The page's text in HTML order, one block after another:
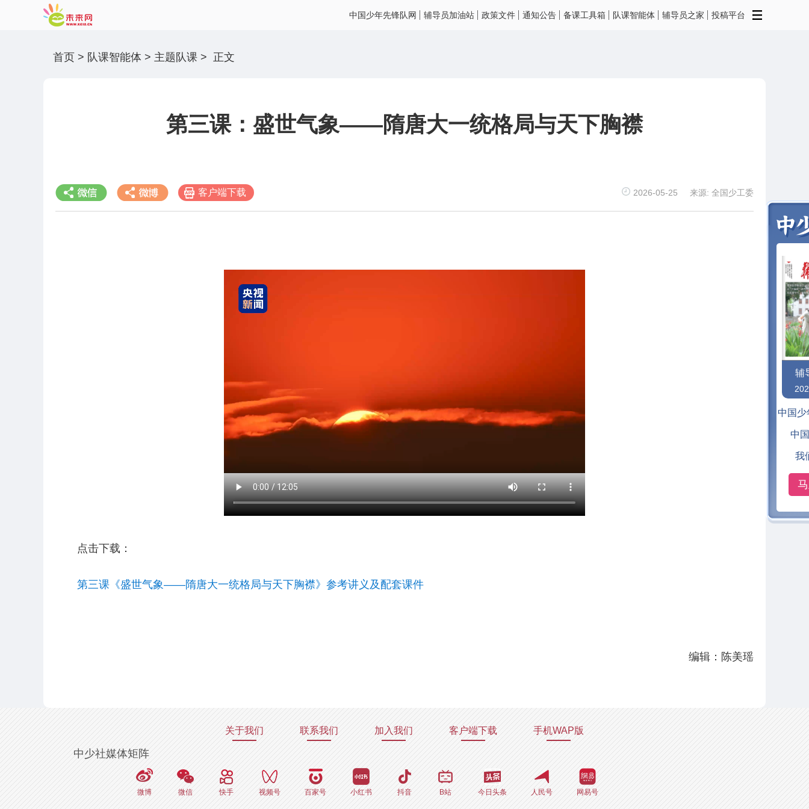
中国少年先锋队网 辅导员加油站 政策文件 通知公告 备课工具箱 队课智能体 辅导员之家 投稿平台
首页 > 队课智能体 > 主题队课 > 正文
第三课：盛世气象——隋唐大一统格局与天下胸襟
客户端下载 2026-05-25 来源: 全国少工委
点击下载：
第三课《盛世气象——隋唐大一统格局与天下胸襟》参考讲义及配套课件
编辑：陈美瑶
关于我们 联系我们 加入我们 客户端下载 手机WAP版
中少社媒体矩阵
微博 微信 快手 视频号 百家号 小红书 抖音 B站 今日头条 人民号 网易号
辅
中国少
中
我